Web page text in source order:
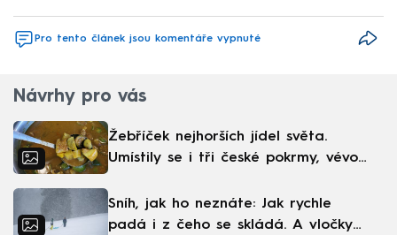
Pro tento článek jsou komentáře vypnuté
Návrhy pro vás
Žebříček nejhorších jídel světa.
Umístily se i tři české pokrmy, vévodí
Sníh, jak ho neznáte: Jak rychle
padá i z čeho se skládá. A vločky